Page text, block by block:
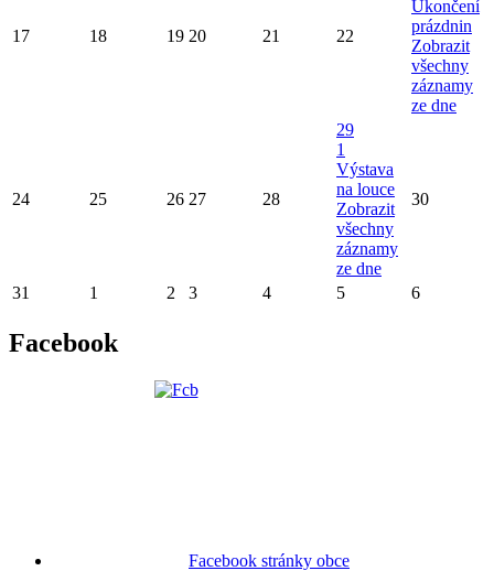
17 18 19 20 21 22
Ukončení
prázdnin
Zobrazit
všechny
záznamy
ze dne
24 25 26 27 28
29
1
Výstava
na louce
Zobrazit
všechny
záznamy
ze dne
30
31 1 2 3 4 5 6
Facebook
Facebook stránky obce